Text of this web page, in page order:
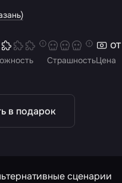
СтрашностьЦена
в подарок
сценарии